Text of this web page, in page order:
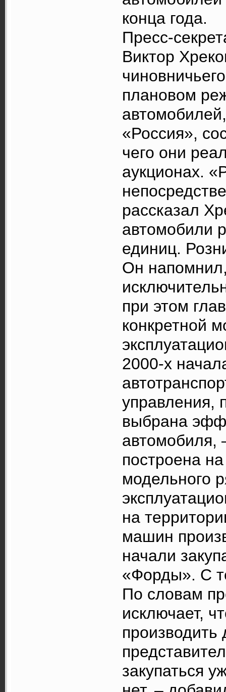
конца года.
Пресс-
Виктор
плановом
«Россия»,
чего они
аукционах.
рассказал
автомобили
единиц.
Он
при этом
конкретной
2000-х
управления,
выбрана
автомобиля,
построена
модельного
на
машин
начали
«Форды». С
По словам
исключает,
производить
закупаться